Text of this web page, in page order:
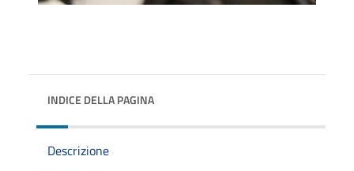
INDICE DELLA PAGINA
Descrizione